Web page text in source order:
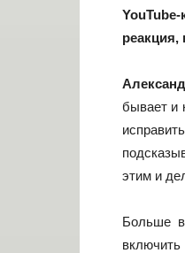
бывает и
этим и
Больше